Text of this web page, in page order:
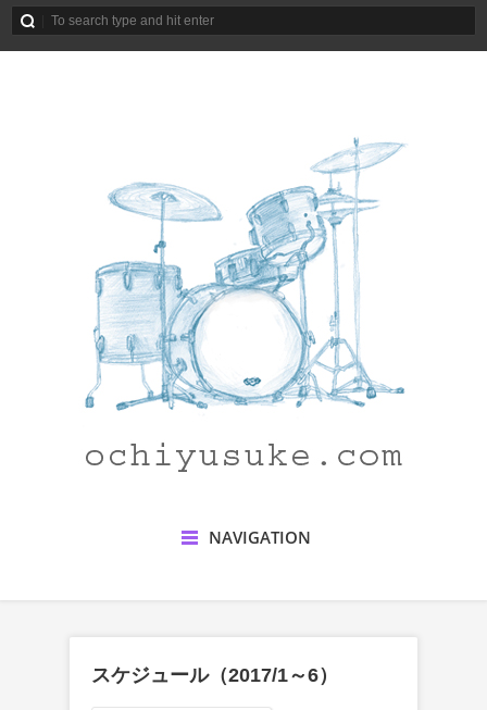
NAVIGATION
スケジュール（2017/1～6）